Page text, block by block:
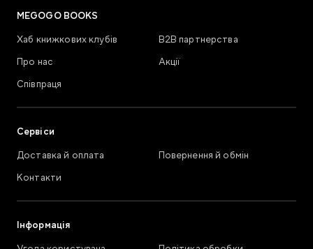
MEGOGO BOOKS
Хаб книжкових клубів
В2В партнерства
Про нас
Акції
Співпраця
Сервіси
Доставка й оплата
Повернення й обмін
Контакти
Інформація